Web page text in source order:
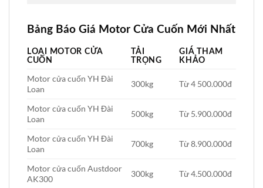
Bảng Báo Giá Motor Cửa Cuốn Mới Nhất
LOẠI MOTOR CỬA
CUỐN
TẢI
TRỌNG
GIÁ THAM
KHẢO
Motor cửa cuốn YH Đài
Loan
300kg Từ 4 500.000đ
Motor cửa cuốn YH Đài
Loan
500kg Từ 5.900.000đ
Motor cửa cuốn YH Đài
Loan
700kg Từ 8.900.000đ
Motor cửa cuốn Austdoor
AK300
300kg Từ 4.500.000đ